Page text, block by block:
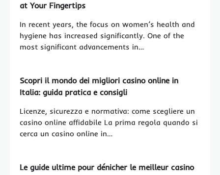
at Your Fingertips
In recent years, the focus on women’s health and
hygiene has increased significantly. One of the
most significant advancements in…
Scopri il mondo dei migliori casino online in
Italia: guida pratica e consigli
Licenze, sicurezza e normativa: come scegliere un
casino online affidabile La prima regola quando si
cerca un casino online in…
Le guide ultime pour dénicher le meilleur casino